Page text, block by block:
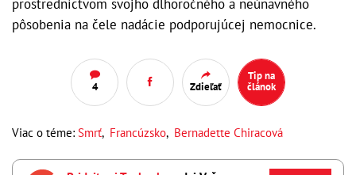
prostredníctvom svojho dlhoročného a neúnavného
pôsobenia na čele nadácie podporujúcej nemocnice.
4 Zdieľať
Tip na
článok
Viac o téme: Smrť, Francúzsko, Bernadette Chiracová